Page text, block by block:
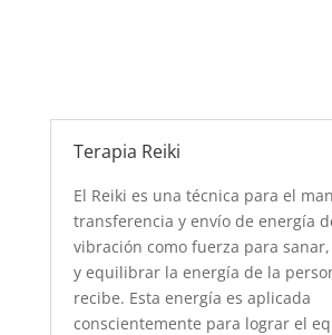
Terapia Reiki
El Reiki es una técnica para el
transferencia y envío de energía
vibración como fuerza para
y equilibrar la energía de la
recibe. Esta energía es aplicada
conscientemente para lograr el